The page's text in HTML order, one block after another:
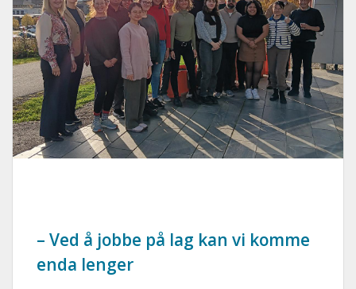
– Ved å jobbe på lag kan vi komme
enda lenger